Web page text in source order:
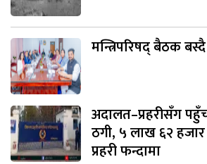
मन्त्रिपरिषद् बैठक बस्दै
अदालत–प्रहरीसँग
ठगी, ५ लाख ६२
प्रहरी फन्दामा